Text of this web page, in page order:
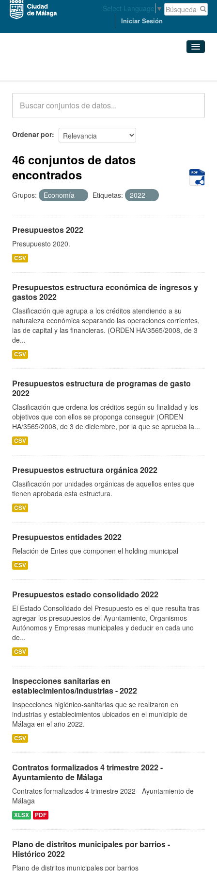
Select Language ▼
Iniciar Sesión
Acerca de
Ordenar por
46 conjuntos de datos
encontrados
Grupos: Economía Etiquetas: 2022
Presupuestos 2022
Presupuesto 2020.
CSV
Presupuestos estructura económica de ingresos y
gastos 2022
Clasificación que agrupa a los créditos atendiendo a su
naturaleza económica separando las operaciones corrientes,
las de capital y las financieras. (ORDEN HA/3565/2008, de 3
de...
CSV
Presupuestos estructura de programas de gasto
2022
Clasificación que ordena los créditos según su finalidad y los
objetivos que con ellos se proponga conseguir (ORDEN
HA/3565/2008, de 3 de diciembre, por la que se aprueba la...
CSV
Presupuestos estructura orgánica 2022
Clasificación por unidades orgánicas de aquellos entes que
tienen aprobada esta estructura.
CSV
Presupuestos entidades 2022
Relación de Entes que componen el holding municipal
CSV
Presupuestos estado consolidado 2022
El Estado Consolidado del Presupuesto es el que resulta tras
agregar los presupuestos del Ayuntamiento, Organismos
Autónomos y Empresas municipales y deducir en cada uno
de...
CSV
Inspecciones sanitarias en
establecimientos/industrias - 2022
Inspecciones higiénico-sanitarias que se realizaron en
industrias y establecimientos ubicados en el municipio de
Málaga en el año 2022.
CSV
Contratos formalizados 4 trimestre 2022 -
Ayuntamiento de Málaga
Contratos formalizados 4 trimestre 2022 - Ayuntamiento de
Málaga
XLSX PDF
Plano de distritos municipales por barrios -
Histórico 2022
Plano de distritos municipales por barrios